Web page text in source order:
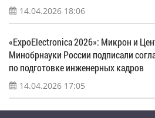
14.04.2026 18:06
«ExpoElectronica 2026»: Микрон и
Минобрнауки России подписали
по подготовке инженерных кадров
14.04.2026 17:05